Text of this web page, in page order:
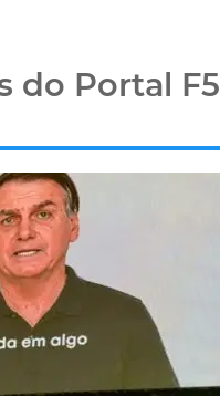
do Portal F5